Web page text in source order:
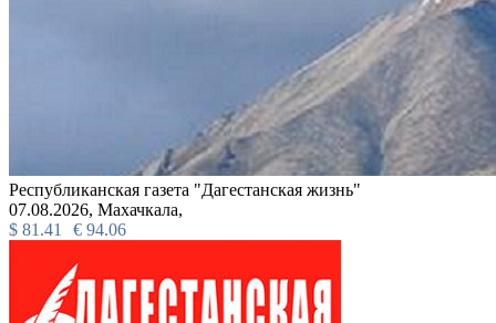
Республиканская газета "Дагестанская жизнь"
07.08.2026, Махачкала,
$ 81.41 € 94.06